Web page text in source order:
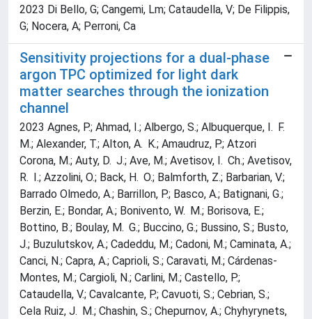
2023 Di Bello, G; Cangemi, Lm; Cataudella, V; De Filippis,
G; Nocera, A; Perroni, Ca
Sensitivity projections for a dual-phase
argon TPC optimized for light dark
matter searches through the ionization
channel
2023 Agnes, P.; Ahmad, I.; Albergo, S.; Albuquerque, I. F.
M.; Alexander, T.; Alton, A. K.; Amaudruz, P.; Atzori
Corona, M.; Auty, D. J.; Ave, M.; Avetisov, I. Ch.; Avetisov,
R. I.; Azzolini, O.; Back, H. O.; Balmforth, Z.; Barbarian, V.;
Barrado Olmedo, A.; Barrillon, P.; Basco, A.; Batignani, G.;
Berzin, E.; Bondar, A.; Bonivento, W. M.; Borisova, E.;
Bottino, B.; Boulay, M. G.; Buccino, G.; Bussino, S.; Busto,
J.; Buzulutskov, A.; Cadeddu, M.; Cadoni, M.; Caminata, A.;
Canci, N.; Capra, A.; Caprioli, S.; Caravati, M.; Cárdenas-
Montes, M.; Cargioli, N.; Carlini, M.; Castello, P.;
Cataudella, V.; Cavalcante, P.; Cavuoti, S.; Cebrian, S.;
Cela Ruiz, J. M.; Chashin, S.; Chepurnov, A.; Chyhyrynets,